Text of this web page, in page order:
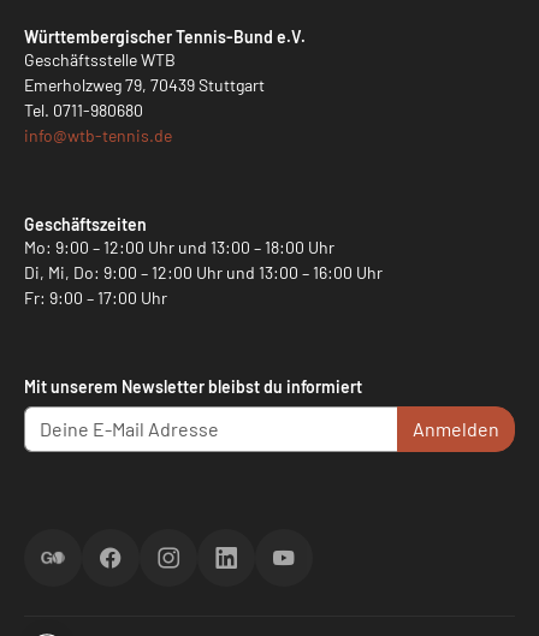
Württembergischer Tennis-Bund e.V.
Geschäftsstelle WTB
Emerholzweg 79, 70439 Stuttgart
Tel. 0711-980680
info@wtb-tennis.de
Geschäftszeiten
Mo: 9:00 – 12:00 Uhr und 13:00 – 18:00 Uhr
Di, Mi, Do: 9:00 – 12:00 Uhr und 13:00 – 16:00 Uhr
Fr: 9:00 – 17:00 Uhr
Mit unserem Newsletter bleibst du informiert
Anmelden
ScoreGOFacebookInstagramLinkedInYouTube